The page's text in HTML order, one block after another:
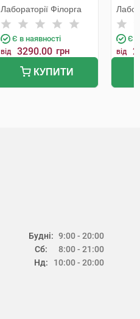
очей та губ 15 мл 1
туба
Лабораторії Філорга
Є в наявності
від 3290.00 грн
КУПИТИ
15
Є в
від
Будні:
Сб:
Нд:
9:00 - 20:00
8:00 - 21:00
10:00 - 20:00